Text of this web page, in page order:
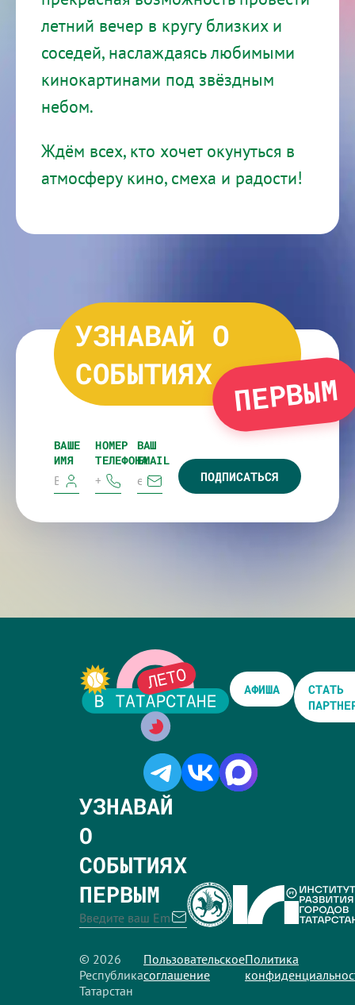
летний вечер в кругу близких и
соседей, наслаждаясь любимыми
кинокартинами под звёздным
небом.
Ждём всех, кто хочет окунуться в
атмосферу кино, смеха и радости!
УЗНАВАЙ О
СОБЫТИЯХ ПЕРВЫМ
ВАШЕ
ИМЯ
НОМЕР
ТЕЛЕФОНА
ВАШ
EMAIL
ПОДПИСАТЬСЯ
АФИША
СТАТЬ
УЗНАВАЙ
О
СОБЫТИЯХ
ПЕРВЫМ
© 2026
Республика
Татарстан
Пользовательское
соглашение
Политика